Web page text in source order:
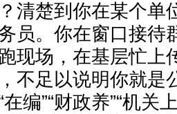
清楚到你在某个单
员。你在窗口接待
现场，在基层忙上
不足以说明你就是
编”“财政养”“机关